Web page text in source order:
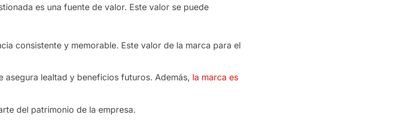
es una fuente de valor. Este valor se puede
consistente y memorable. Este valor de la marca para el
asegura lealtad y beneficios futuros. Además, la marca es
del patrimonio de la empresa.